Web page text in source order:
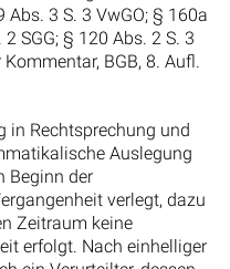
3 S. 3 VwGO; § 160a
SGG; § 120 Abs. 2 S. 3
BGB, 8. Aufl.
in Rechtsprechung und
Auslegung
Beginn der
verlegt, dazu
Zeitraum keine
erfolgt. Nach einhelliger